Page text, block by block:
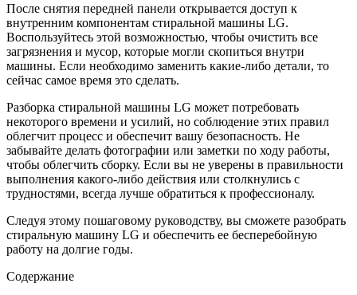
После снятия передней панели открывается доступ к
внутренним компонентам стиральной машины LG.
Воспользуйтесь этой возможностью, чтобы очистить все
загрязнения и мусор, которые могли скопиться внутри
машины. Если необходимо заменить какие-либо детали, то
сейчас самое время это сделать.
Разборка стиральной машины LG может потребовать
некоторого времени и усилий, но соблюдение этих правил
облегчит процесс и обеспечит вашу безопасность. Не
забывайте делать фотографии или заметки по ходу работы,
чтобы облегчить сборку. Если вы не уверены в правильности
выполнения какого-либо действия или столкнулись с
трудностями, всегда лучше обратиться к профессионалу.
Следуя этому пошаговому руководству, вы сможете разобрать
стиральную машину LG и обеспечить ее бесперебойную
работу на долгие годы.
Содержание